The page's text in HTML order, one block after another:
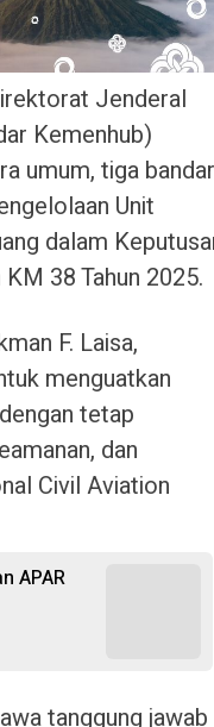
Jenderal
Kemenhub)
umum, tiga bandar
Unit
dalam
38 Tahun 2025.
F. Laisa,
menguatkan
tetap
dan
Civil Aviation
APAR
tanggung jawab